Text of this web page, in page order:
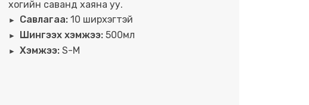
хогийн саванд хаяна уу.
Савлагаа:10 ширхэгтэй
Шингээх хэмжээ:500мл
Хэмжээ:S-M